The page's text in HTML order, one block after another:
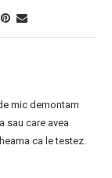
mic demontam
sau care avea
ca le testez.